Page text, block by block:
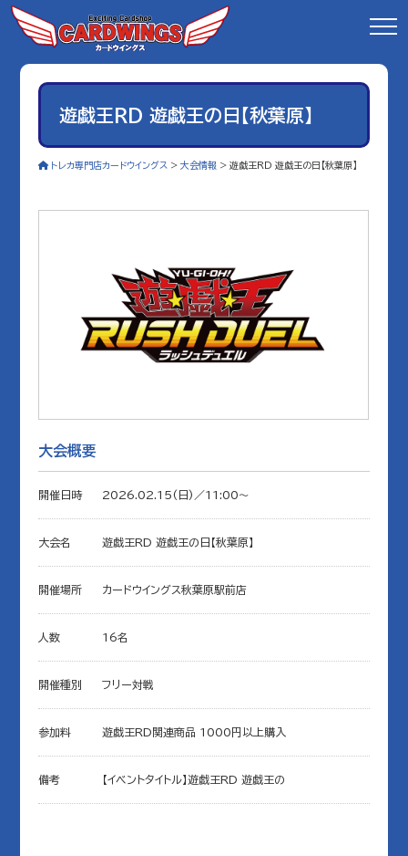
遊戯王RD 遊戯王の日【秋葉原】
トレカ専門店カードウイングス >大会情報 >遊戯王RD 遊戯王の日【秋葉原】
大会概要
開催日時 2026.02.15(日)／11:00〜
大会名 遊戯王RD 遊戯王の日【秋葉原】
開催場所 カードウイングス秋葉原駅前店
人数 16名
開催種別 フリー対戦
参加料 遊戯王RD関連商品 1000円以上購入
備考 【イベントタイトル】遊戯王RD 遊戯王の